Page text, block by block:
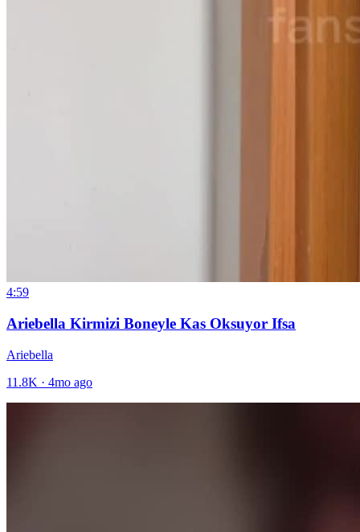
4:59
Ariebella Kirmizi Boneyle Kas Oksuyor Ifsa
Ariebella
11.8K · 4mo ago